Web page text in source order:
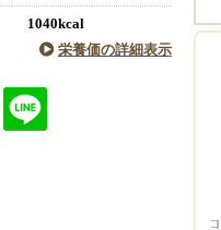
1040kcal
栄養価の詳細表示